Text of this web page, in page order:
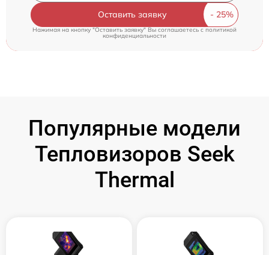
Оставить заявку
Нажимая на кнопку "Оставить заявку" Вы соглашаетесь cполитикой
конфиденциальности
Популярные модели
Тепловизоров Seek
Thermal